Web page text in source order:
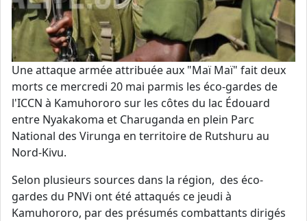
Une attaque armée attribuée aux "Maï Maï" fait deux
morts ce mercredi 20 mai parmis les éco-gardes de
l'ICCN à Kamuhororo sur les côtes du lac Édouard
entre Nyakakoma et Charuganda en plein Parc
National des Virunga en territoire de Rutshuru au
Nord-Kivu.
Selon plusieurs sources dans la région, des éco-
gardes du PNVi ont été attaqués ce jeudi à
Kamuhororo, par des présumés combattants dirigés